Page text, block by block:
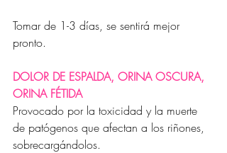
Tomar de 1-3 días, se sentirá mejor
pronto.
DOLOR DE ESPALDA, ORINA OSCURA,
ORINA FÉTIDA
Provocado por la toxicidad y la muerte
de patógenos que afectan a los riñones,
sobrecargándolos.